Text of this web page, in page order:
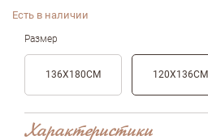
Есть в наличии
Размер
136Х180СМ 120Х136СМ
Характеристики